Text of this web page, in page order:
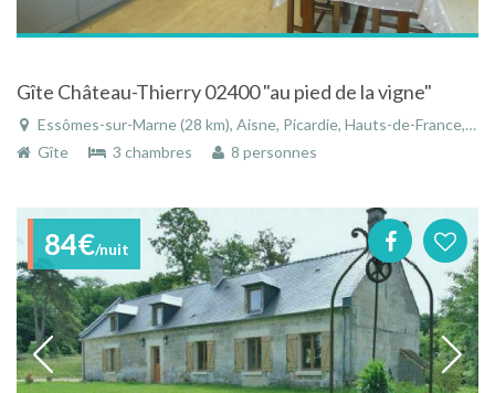
Gîte Château-Thierry 02400 "au pied de la vigne"
Essômes-sur-Marne (28 km), Aisne, Picardie, Hauts-de-France, France
Gîte
3 chambres 8 personnes
84€/nuit